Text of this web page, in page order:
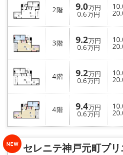
2階 9.0万円
0.6万円
3階 9.2万円
0.6万円
4階 9.2万円
0.6万円
4階 9.4万円
0.6万円
セレニテ神戸元町プリ